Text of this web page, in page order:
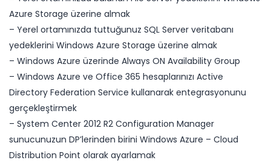
Azure Storage üzerine almak
– Yerel ortamınızda tuttuğunuz SQL Server veritabanı
yedeklerini Windows Azure Storage üzerine almak
– Windows Azure üzerinde Always ON Availability Group
– Windows Azure ve Office 365 hesaplarınızı Active
Directory Federation Service kullanarak entegrasyonunu
gerçekleştirmek
– System Center 2012 R2 Configuration Manager
sunucunuzun DP’lerinden birini Windows Azure – Cloud
Distribution Point olarak ayarlamak